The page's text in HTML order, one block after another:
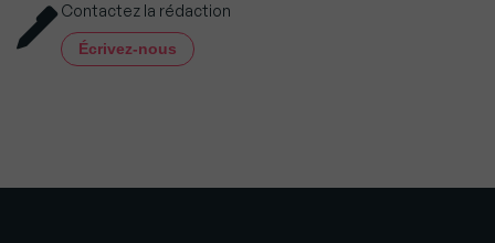
Contactez la rédaction
Écrivez-nous